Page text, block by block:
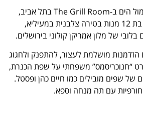
בין אנטריקוט על העצם מול הים ב-The Grill Room בתל אביב,
ארוחת טעימות איטלקית בת 12 מנות בטירה צלבנית במעיליא,
בלובי של מלון אמריקן קולוני בירושלים.
הזדמנות מושלמת לעצור, להתפנק ולחגוג
“חנוכריסמס” משפחתי על שפת הכנרת,
של שפים מובילים כמו חיים כהן ופסטל.
חורפיות עם תה מנחה וספא.